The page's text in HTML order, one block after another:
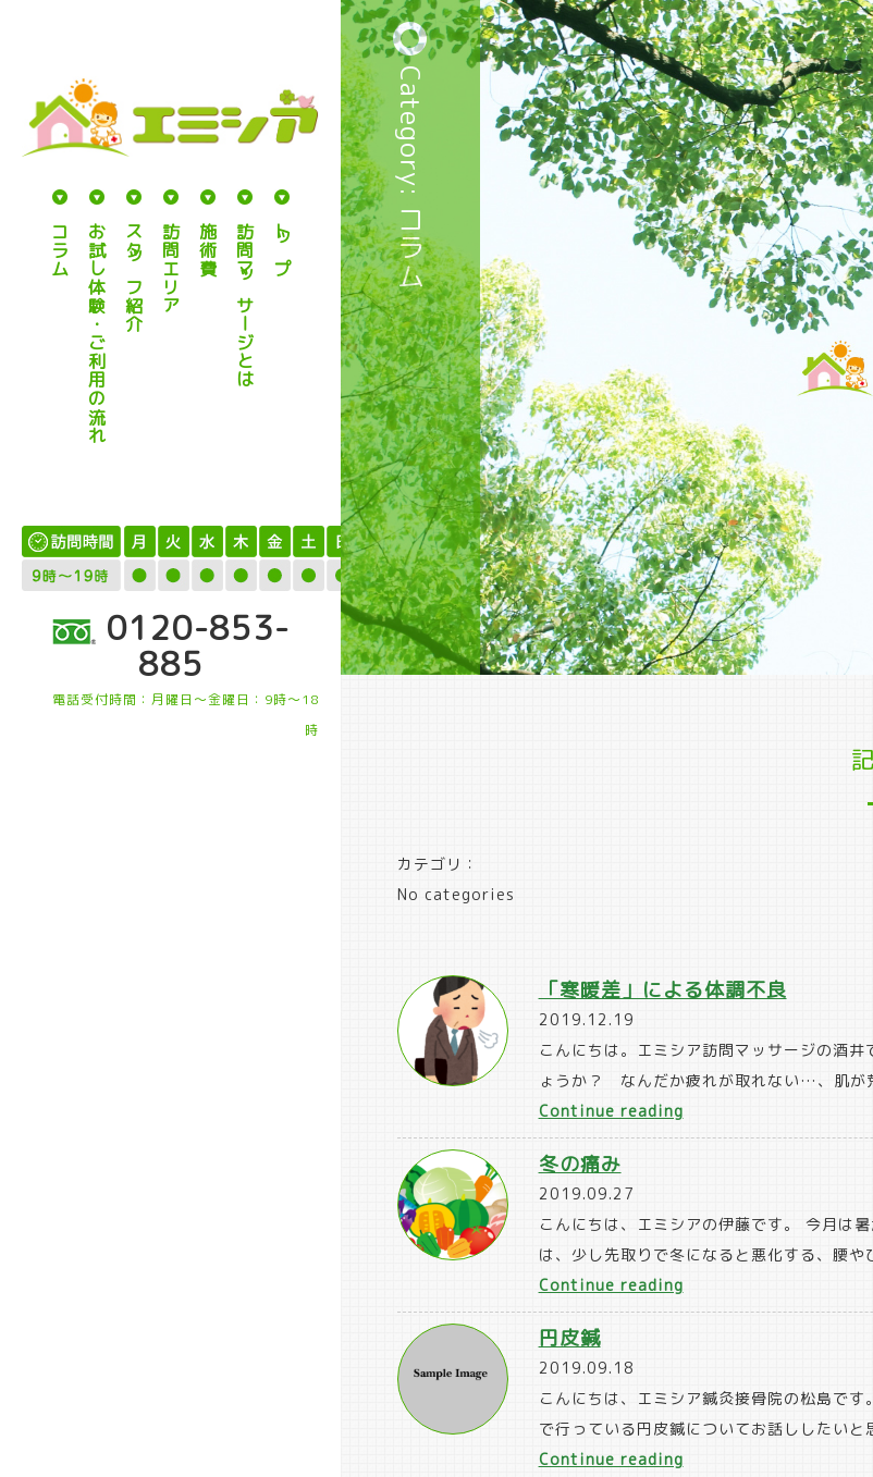
トップ
訪問マッサージとは
施術費
訪問エリア
スタッフ紹介
お試し体験・ご利用の流れ
コラム
0120-853-
885
電話受付時間：月曜日～金曜日：9時～18
時
Category: コラム
カテゴリ：
No categories
「寒暖差」による体調不良
2019.12.19
こんにちは。エミシア訪問マッサージの酒
ょうか？ なんだか疲れが取れない…、肌
Continue reading“「寒
暖
よ
る
体
冬の痛み
2019.09.27
こんにちは、エミシアの伊藤です。 今月は
は、少し先取りで冬になると悪化する、腰
Continue reading“冬
の
円皮鍼
2019.09.18
こんにちは、エミシア鍼灸接骨院の松島で
で行っている円皮鍼についてお話ししたい
Continue reading“円